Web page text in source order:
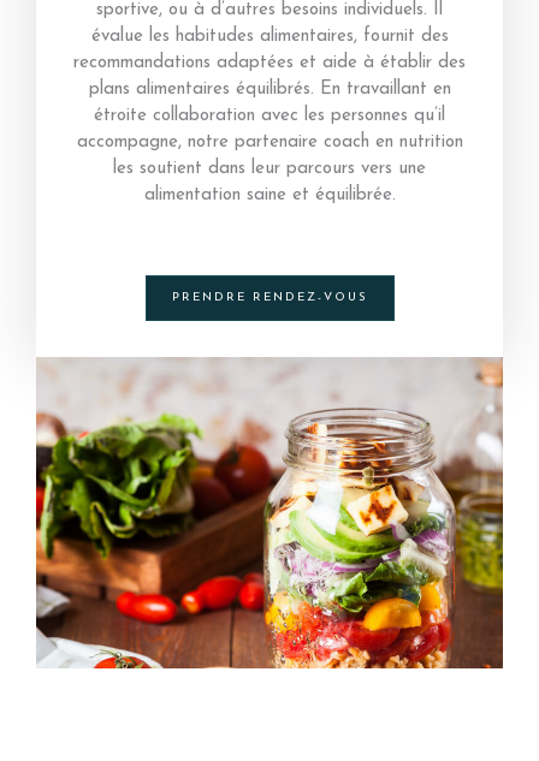
sportive, ou à d’autres besoins individuels. Il
évalue les habitudes alimentaires, fournit des
recommandations adaptées et aide à établir des
plans alimentaires équilibrés. En travaillant en
étroite collaboration avec les personnes qu’il
accompagne, notre partenaire coach en nutrition
les soutient dans leur parcours vers une
alimentation saine et équilibrée.
PRENDRE RENDEZ-VOUS